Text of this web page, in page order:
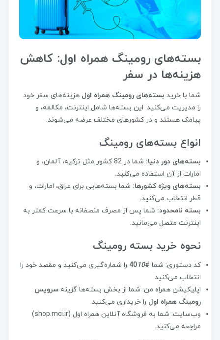
بسته‌های رومینگ همراه اول: کاهش
هزینه‌ها در سفر
شما با خرید بسته‌های رومینگ همراه اول هزینه‌های سفر خود
را مدیریت می‌کنید. این بسته‌ها شامل اینترنت، مکالمه، و
پیامک هستند و در کشورهای مختلف عرضه می‌شوند.
انواع بسته‌های رومینگ
بسته‌های دور دنیا:
شما در 82 کشور مثل ترکیه، آلمان، و
امارات از آن استفاده می‌کنید.
بسته‌های ویژه کشورها: شما بسته‌هایی برای عراق، امارات، و
قطر انتخاب می‌کنید.
بسته نامحدود: شما پس از مصرف منصفانه با سرعت کمتر به
اینترنت متصل می‌مانید.
نحوه خرید بسته رومینگ
کد دستوری: شما #40
10
را شماره‌گیری می‌کنید و مقصد خود را
انتخاب می‌کنید.
اپلیکیشن همراه من: شما از بخش بسته‌ها گزینه سرویس
رومینگ همراه اول را خریداری می‌کنید.
وب‌سایت: شما به فروشگاه آنلاین همراه اول (shop.mci.ir)
مراجعه می‌کنید.